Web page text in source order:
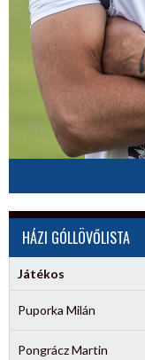
HÁZI GÓLLÖVŐLISTA
Játékos
Puporka Milán
Pongrácz Martin